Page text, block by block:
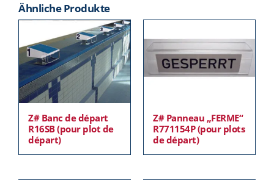
Ähnliche Produkte
Z# Banc de départ
R16SB (pour plot de
départ)
Z# Panneau „FERME“
R771154P (pour plots
de départ)